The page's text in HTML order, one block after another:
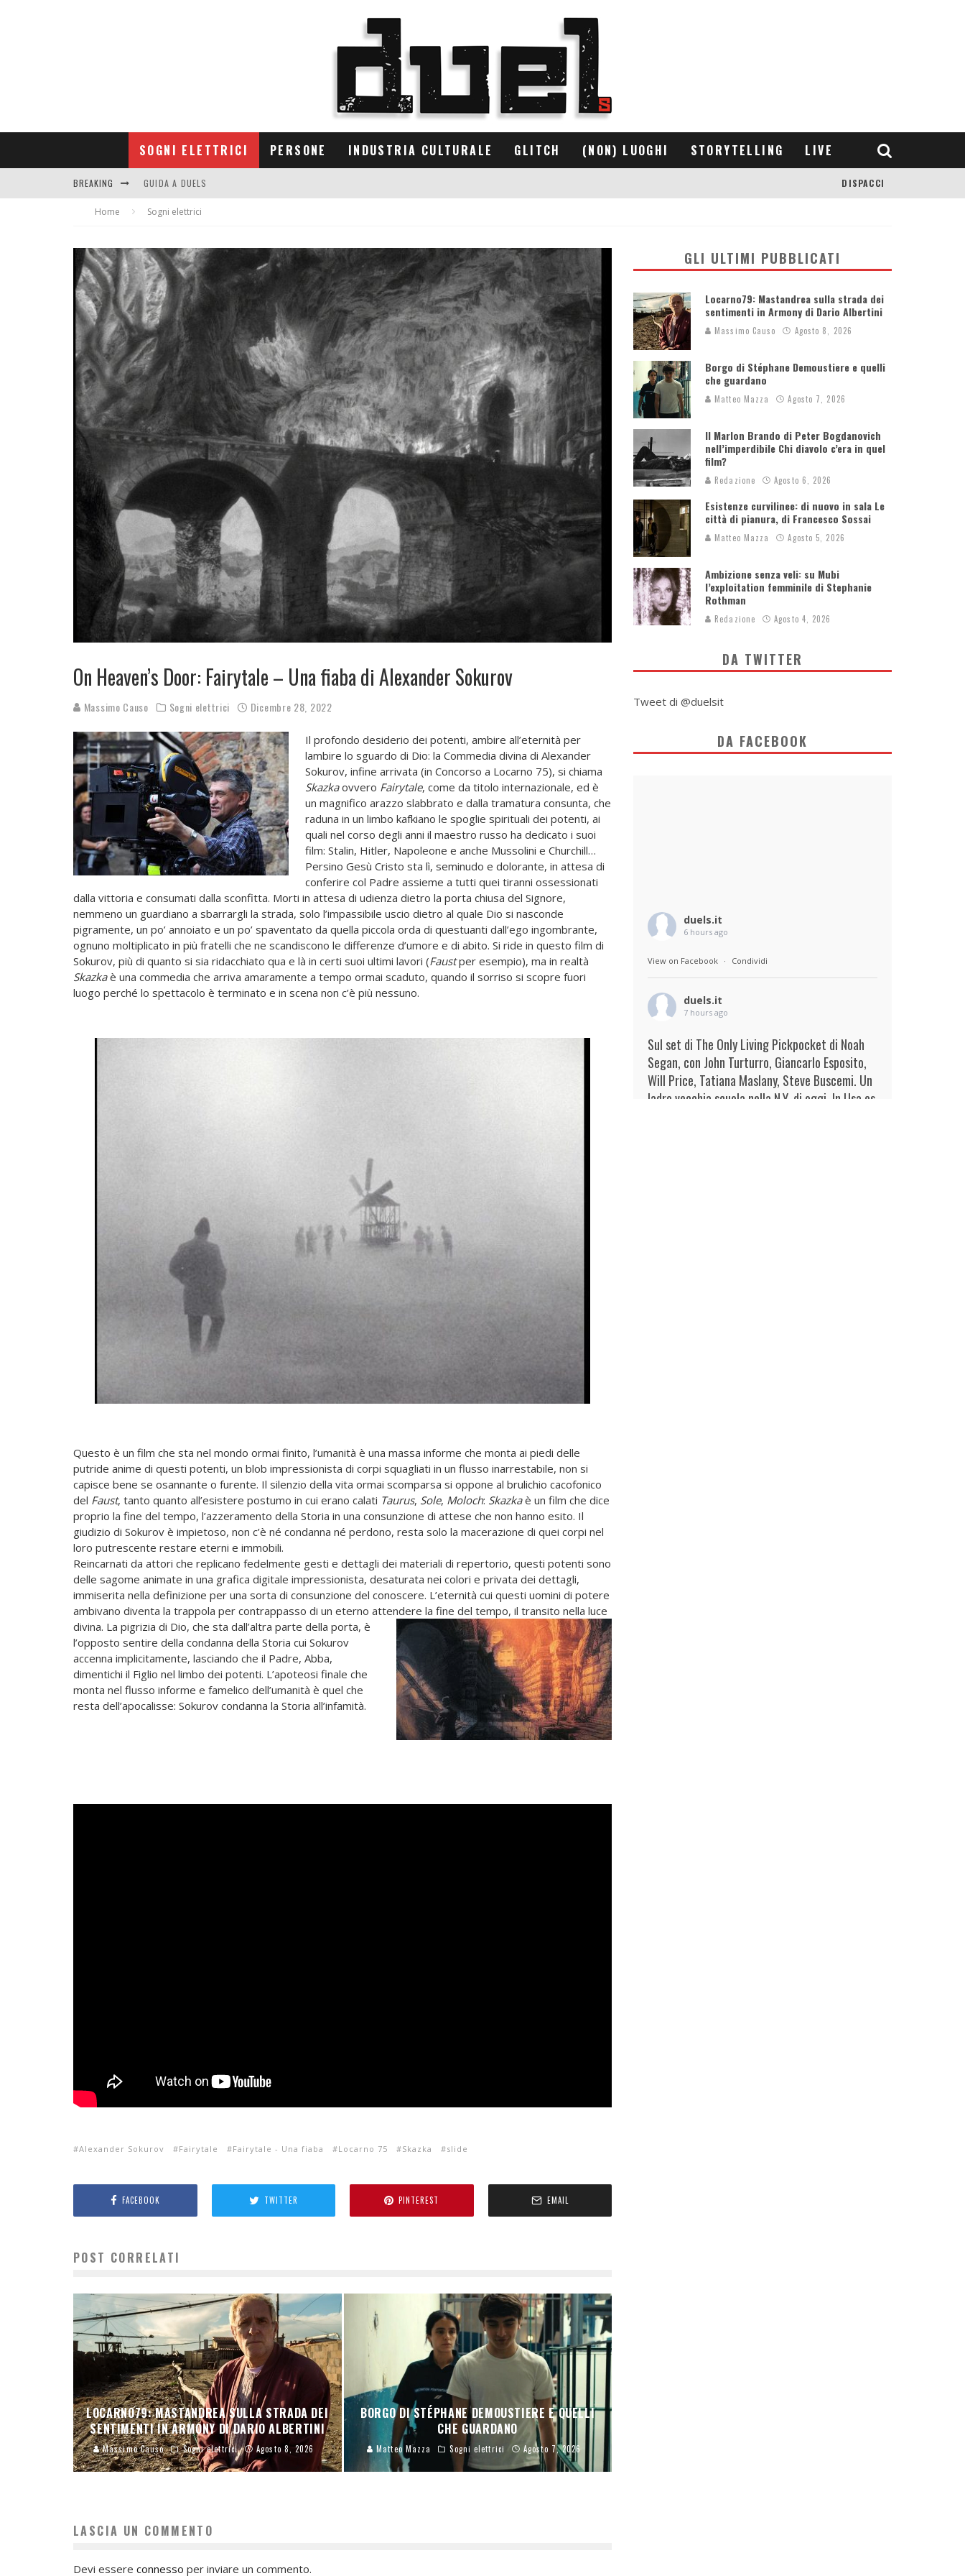
SOGNI ELETTRICI PERSONE INDUSTRIA CULTURALE GLITCH (NON) LUOGHI STORYTELLING LIVE
BREAKING GUIDA A DUELS
CONTRIBUTORS
DISPACCI
Home Sogni elettrici
On Heaven’s Door: Fairytale – Una fiaba di Alexander Sokurov
Massimo Causo Sogni elettrici Dicembre 28, 2022
Il profondo desiderio dei potenti, ambire all’eternità per
lambire lo sguardo di Dio: la Commedia divina di Alexander
Sokurov, infine arrivata (in Concorso a Locarno 75), si chiama
Skazkaovvero Fairytale, come da titolo internazionale, ed è
un magnifico arazzo slabbrato e dalla tramatura consunta, che
raduna in un limbo kafkiano le spoglie spirituali dei potenti, ai
quali nel corso degli anni il maestro russo ha dedicato i suoi
film: Stalin, Hitler, Napoleone e anche Mussolini e Churchill…
Persino Gesù Cristo sta lì, seminudo e dolorante, in attesa di
conferire col Padre assieme a tutti quei tiranni ossessionati
dalla vittoria e consumati dalla sconfitta. Morti in attesa di udienza dietro la porta chiusa del Signore,
nemmeno un guardiano a sbarrargli la strada, solo l’impassibile uscio dietro al quale Dio si nasconde
pigramente, un po’ annoiato e un po’ spaventato da quella piccola orda di questuanti dall’ego ingombrante,
ognuno moltiplicato in più fratelli che ne scandiscono le differenze d’umore e di abito. Si ride in questo film di
Sokurov, più di quanto si sia ridacchiato qua e là in certi suoi ultimi lavori (Faustper esempio), ma in realtà
Skazkaè una commedia che arriva amaramente a tempo ormai scaduto, quando il sorriso si scopre fuori
luogo perché lo spettacolo è terminato e in scena non c’è più nessuno.
Questo è un film che sta nel mondo ormai finito, l’umanità è una massa informe che monta ai piedi delle
putride anime di questi potenti, un blob impressionista di corpi squagliati in un flusso inarrestabile, non si
capisce bene se osannante o furente. Il silenzio della vita ormai scomparsa si oppone al brulichio cacofonico
del Faust, tanto quanto all’esistere postumo in cui erano calati Taurus, Sole, Moloch: Skazkaè un film che dice
proprio la fine del tempo, l’azzeramento della Storia in una consunzione di attese che non hanno esito. Il
giudizio di Sokurov è impietoso, non c’è né condanna né perdono, resta solo la macerazione di quei corpi nel
loro putrescente restare eterni e immobili.
Reincarnati da attori che replicano fedelmente gesti e dettagli dei materiali di repertorio, questi potenti sono
delle sagome animate in una grafica digitale impressionista, desaturata nei colori e privata dei dettagli,
immiserita nella definizione per una sorta di consunzione del conoscere. L’eternità cui questi uomini di potere
ambivano diventa la trappola per contrappasso di un eterno attendere la fine del tempo, il transito nella luce
divina. La pigrizia di Dio, che sta dall’altra parte della porta, è
l’opposto sentire della condanna della Storia cui Sokurov
accenna implicitamente, lasciando che il Padre, Abba,
dimentichi il Figlio nel limbo dei potenti. L’apoteosi finale che
monta nel flusso informe e famelico dell’umanità è quel che
resta dell’apocalisse: Sokurov condanna la Storia all’infamità.
Alexander Sokurov Fairytale Fairytale - Una fiaba Locarno 75 Skazka slide
FACEBOOK TWITTER PINTEREST EMAIL
POST CORRELATI
LOCARNO79: MASTANDREA SULLA STRADA DEI
SENTIMENTI IN ARMONY DI DARIO ALBERTINI
Massimo Causo Sogni elettrici Agosto 8, 2026
BORGO DI STÉPHANE DEMOUSTIERE E QUELLI
CHE GUARDANO
Matteo Mazza Sogni elettrici Agosto 7, 2026
LASCIA UN COMMENTO
Devi essere connesso per inviare un commento.
GLI ULTIMI PUBBLICATI
Locarno79: Mastandrea sulla strada dei
sentimenti in Armony di Dario Albertini
Massimo Causo Agosto 8, 2026
Borgo di Stéphane Demoustiere e quelli
che guardano
Matteo Mazza Agosto 7, 2026
Il Marlon Brando di Peter Bogdanovich
nell’imperdibile Chi diavolo c’era in quel
film?
Redazione Agosto 6, 2026
Esistenze curvilinee: di nuovo in sala Le
città di pianura, di Francesco Sossai
Matteo Mazza Agosto 5, 2026
Ambizione senza veli: su Mubi
l’exploitation femminile di Stephanie
Rothman
Redazione Agosto 4, 2026
DA TWITTER
Tweet di @duelsit
DA FACEBOOK
duels.it
6 hours ago
View on Facebook · Condividi
duels.it
7 hours ago
Sul set di The Only Living Pickpocket di Noah
Segan, con John Turturro, Giancarlo Esposito,
Will Price, Tatiana Maslany, Steve Buscemi. Un
ladro vecchia scuola nella N.Y. di oggi. In Usa es